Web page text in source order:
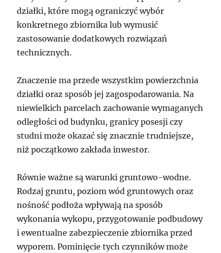
działki, które mogą ograniczyć wybór
konkretnego zbiornika lub wymusić
zastosowanie dodatkowych rozwiązań
technicznych.
Znaczenie ma przede wszystkim powierzchnia
działki oraz sposób jej zagospodarowania. Na
niewielkich parcelach zachowanie wymaganych
odległości od budynku, granicy posesji czy
studni może okazać się znacznie trudniejsze,
niż początkowo zakłada inwestor.
Równie ważne są warunki gruntowo-wodne.
Rodzaj gruntu, poziom wód gruntowych oraz
nośność podłoża wpływają na sposób
wykonania wykopu, przygotowanie podbudowy
i ewentualne zabezpieczenie zbiornika przed
wyporem. Pominięcie tych czynników może